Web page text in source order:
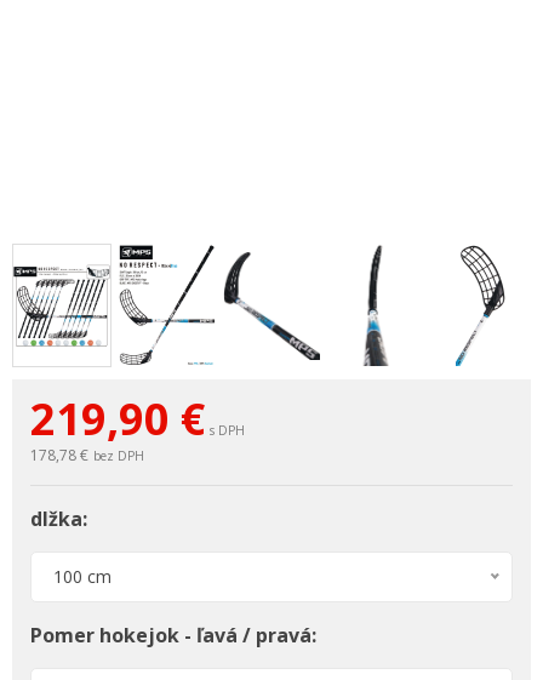
219,90 € s DPH
178,78 € bez DPH
dlžka:
100 cm
Pomer hokejok - ľavá / pravá: